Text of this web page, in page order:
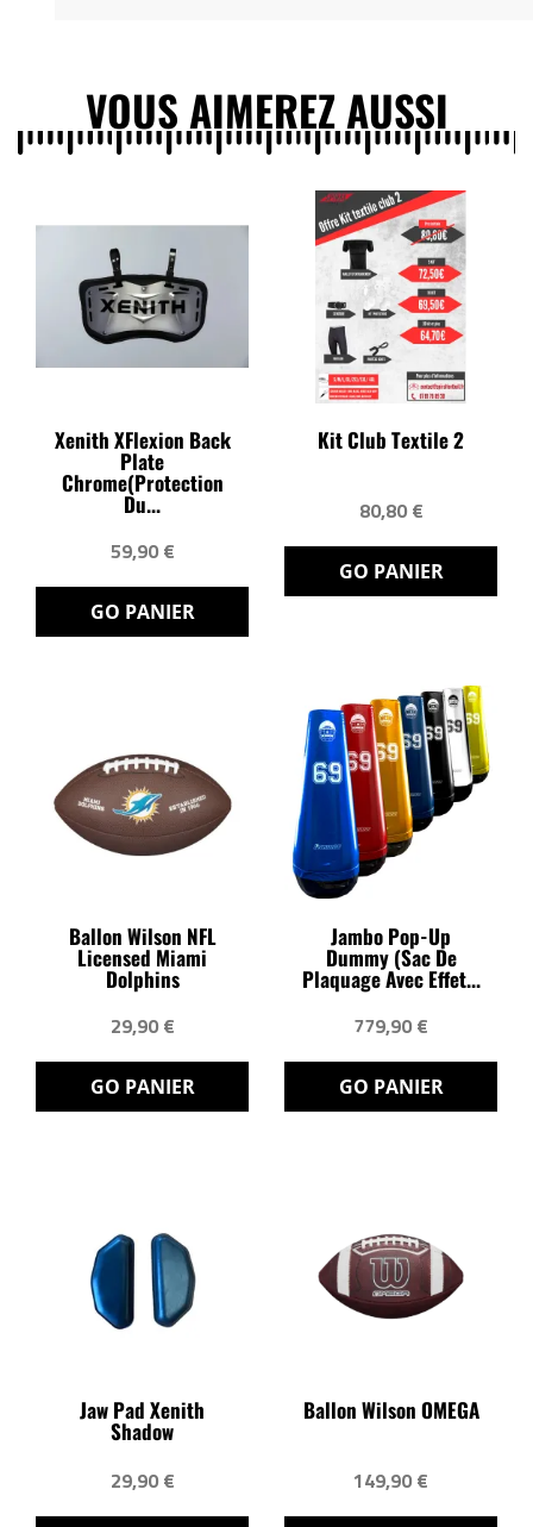
VOUS AIMEREZ AUSSI
Xenith XFlexion Back
Plate
Chrome(protection
Du...
59,90 €
GO PANIER
Kit Club Textile 2
80,80 €
GO PANIER
Ballon Wilson NFL
Licensed Miami
Dolphins
29,90 €
GO PANIER
Jambo Pop-Up
Dummy (sac De
Plaquage Avec Effet...
779,90 €
GO PANIER
Jaw Pad Xenith
Shadow
29,90 €
Ballon Wilson OMEGA
149,90 €